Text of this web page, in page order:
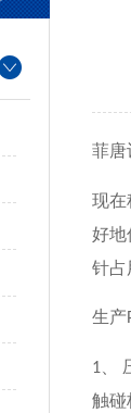
菲唐
现在
好地
针占
生产
1
触碰